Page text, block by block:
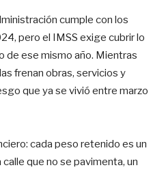
cumple con los
pero el IMSS exige cubrir lo
de ese mismo año. Mientras
frenan obras, servicios y
que ya se vivió entre marzo
cada peso retenido es un
que no se pavimenta, un